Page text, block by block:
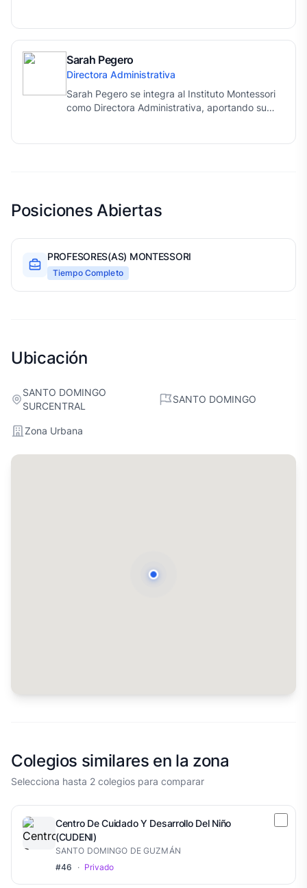
Sarah Pegero
Directora Administrativa
Sarah Pegero se integra al Instituto Montessori
como Directora Administrativa, aportando su
Posiciones Abiertas
PROFESORES(AS) MONTESSORI
Tiempo Completo
Ubicación
SANTO DOMINGO
SURCENTRAL
SANTO DOMINGO
Zona Urbana
Colegios similares en la zona
Selecciona hasta 2 colegios para comparar
Centro De Cuidado Y Desarrollo Del Niño
(CUDENI)
SANTO DOMINGO DE GUZMÁN
#46
· Privado